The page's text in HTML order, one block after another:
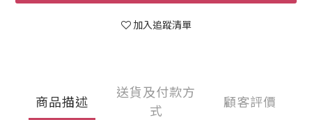
加入追蹤清單
商品描述
送貨及付款方
式
顧客評價